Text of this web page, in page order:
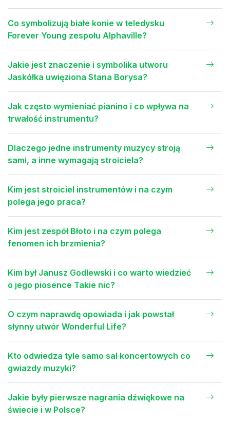
Co symbolizują białe konie w teledysku
Forever Young zespołu Alphaville?
Jakie jest znaczenie i symbolika utworu
Jaskółka uwięziona Stana Borysa?
Jak często wymieniać pianino i co wpływa na
trwałość instrumentu?
Dlaczego jedne instrumenty muzycy stroją
sami, a inne wymagają stroiciela?
Kim jest stroiciel instrumentów i na czym
polega jego praca?
Kim jest zespół Błoto i na czym polega
fenomen ich brzmienia?
Kim był Janusz Godlewski i co warto wiedzieć
o jego piosence Takie nic?
O czym naprawdę opowiada i jak powstał
słynny utwór Wonderful Life?
Kto odwiedza tyle samo sal koncertowych co
gwiazdy muzyki?
Jakie były pierwsze nagrania dźwiękowe na
świecie i w Polsce?